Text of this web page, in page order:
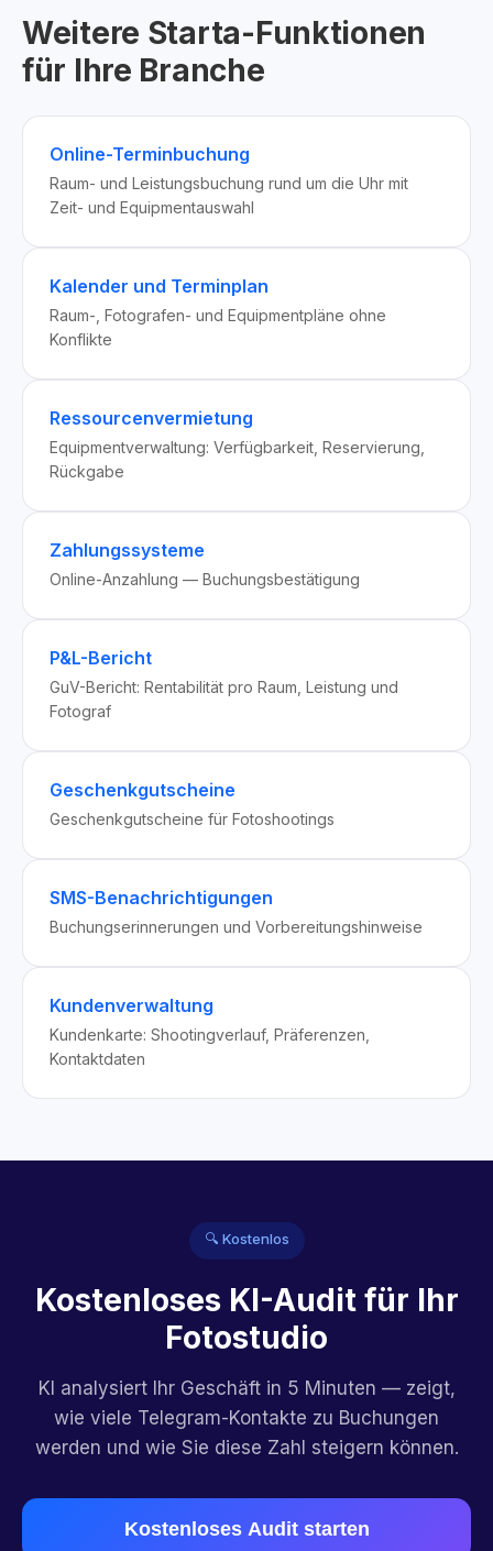
Weitere Starta-Funktionen
für Ihre Branche
Online-Terminbuchung
Raum- und Leistungsbuchung rund um die Uhr mit
Zeit- und Equipmentauswahl
Kalender und Terminplan
Raum-, Fotografen- und Equipmentpläne ohne
Konflikte
Ressourcenvermietung
Equipmentverwaltung: Verfügbarkeit, Reservierung,
Rückgabe
Zahlungssysteme
Online-Anzahlung — Buchungsbestätigung
P&L-Bericht
GuV-Bericht: Rentabilität pro Raum, Leistung und
Fotograf
Geschenkgutscheine
Geschenkgutscheine für Fotoshootings
SMS-Benachrichtigungen
Buchungserinnerungen und Vorbereitungshinweise
Kundenverwaltung
Kundenkarte: Shootingverlauf, Präferenzen,
Kontaktdaten
🔍 Kostenlos
Kostenloses KI-Audit für Ihr
Fotostudio
KI analysiert Ihr Geschäft in 5 Minuten — zeigt,
wie viele Telegram-Kontakte zu Buchungen
werden und wie Sie diese Zahl steigern können.
Kostenloses Audit starten